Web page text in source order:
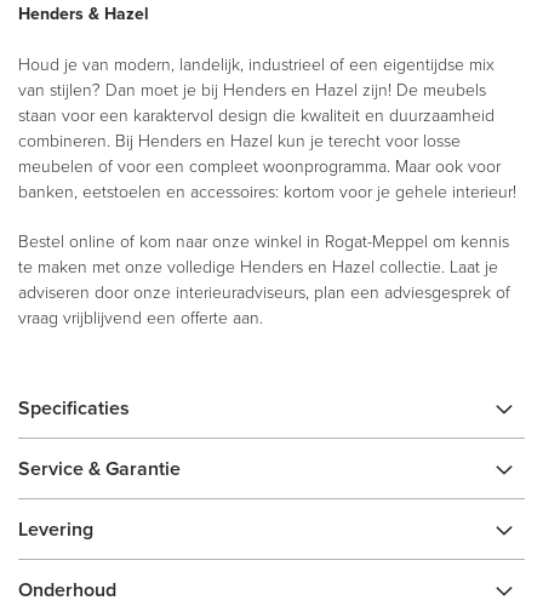
Henders & Hazel
Houd je van modern, landelijk, industrieel of een eigentijdse mix
van stijlen? Dan moet je bij Henders en Hazel zijn! De meubels
staan voor een karaktervol design die kwaliteit en duurzaamheid
combineren. Bij Henders en Hazel kun je terecht voor losse
meubelen of voor een compleet woonprogramma. Maar ook voor
banken, eetstoelen en accessoires: kortom voor je gehele interieur!
Bestel online of kom naar onze winkel in Rogat-Meppel om kennis
te maken met onze volledige Henders en Hazel collectie. Laat je
adviseren door onze interieuradviseurs, plan een adviesgesprek of
vraag vrijblijvend een offerte aan.
Specificaties
Service & Garantie
Levering
Onderhoud